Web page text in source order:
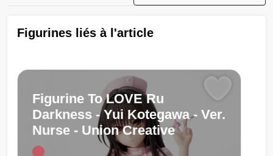
Figurines liés à l'article
Figurine To LOVE Ru
Darkness - Yui Kotegawa - Ver.
Nurse - Union Creative
Chargement...